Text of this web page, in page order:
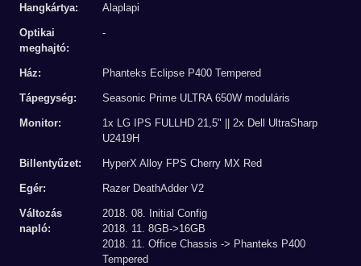
Hangkártya: Alaplapi
Optikai
meghajtó:
-
Ház: Phanteks Eclipse P400 Tempered
Tápegység: Seasonic Prime ULTRA 650W moduláris
Monitor:
1x LG IPS FULLHD 21,5" || 2x Dell UltraSharp
U2419H
Billentyűzet: HyperX Alloy FPS Cherry MX Red
Egér: Razer DeathAdder V2
Változás
napló:
2018. 08. Initial Config
2018. 11. 8GB->16GB
2018. 11. Office Chassis -> Phanteks P400
Tempered